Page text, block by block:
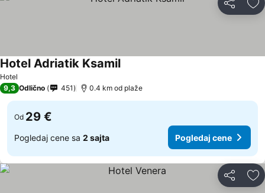
Deli
Hotel
Hotel Adriatik Ksamil
9,3 Odlično 451 0.4 km od plaže
Od 29 €
Pogledaj cene sa 2 sajta Pogledaj cene
Deli